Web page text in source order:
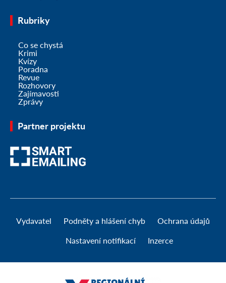
Rubriky
Co se chystá
Krimi
Kvízy
Poradna
Revue
Rozhovory
Zajímavosti
Zprávy
Partner projektu
Vydavatel Podněty a hlášení chyb Ochrana údajů
Nastavení notifikací Inzerce